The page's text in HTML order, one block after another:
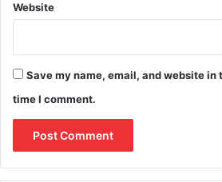
Website
Save my name, email, and website in
time I comment.